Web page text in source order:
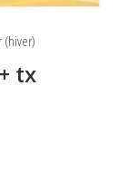
(hiver)
Plage
+ tx